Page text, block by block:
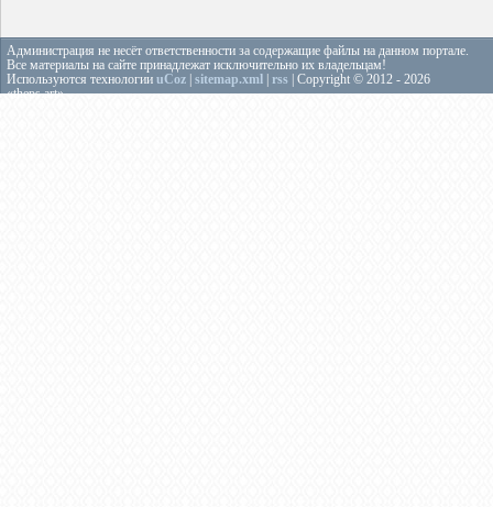
Администрация не несёт ответственности за содержащие файлы на данном портале.
Все материалы на сайте принадлежат исключительно их владельцам!
Используются технологии uCoz sitemap.xml rss | Copyright © 2012 - 2026
«theps.art»